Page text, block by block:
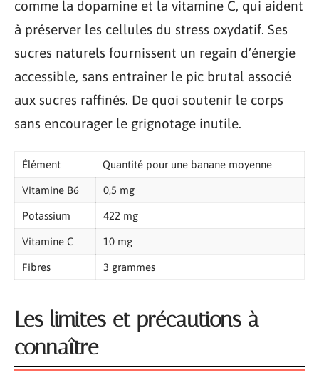
comme la dopamine et la vitamine C, qui aident
à préserver les cellules du stress oxydatif. Ses
sucres naturels fournissent un regain d’énergie
accessible, sans entraîner le pic brutal associé
aux sucres raffinés. De quoi soutenir le corps
sans encourager le grignotage inutile.
Élément Quantité pour une banane moyenne
Vitamine B6 0,5 mg
Potassium 422 mg
Vitamine C 10 mg
Fibres 3 grammes
Les limites et précautions à
connaître